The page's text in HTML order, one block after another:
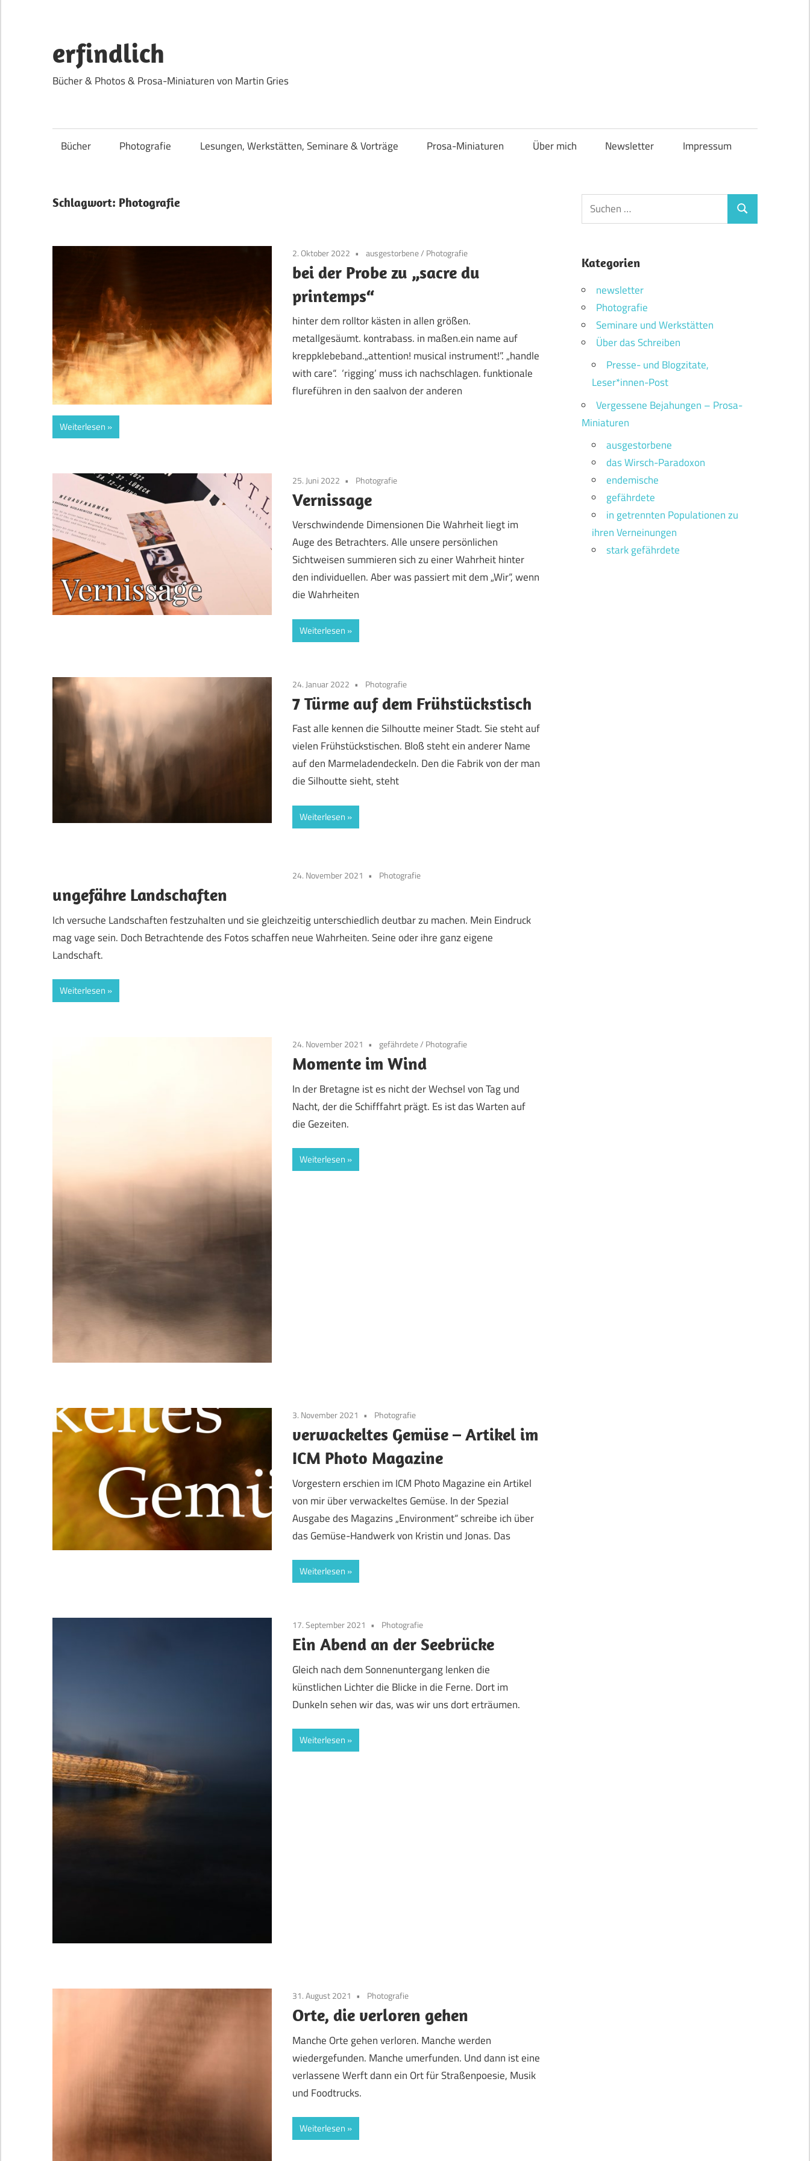
springen
erfindlich
Bücher & Photos & Prosa-Miniaturen von Martin Gries
Bücher Photografie Lesungen, Werkstätten, Seminare & Vorträge Prosa-Miniaturen Über mich Newsletter Impressum
Schlagwort: Photografie
2. Oktober 2022 ausgestorbene/ Photografie
bei der Probe zu „sacre du
printemps“
hinter dem rolltor kästen in allen größen.
metallgesäumt. kontrabass. in maßen.ein name auf
kreppklebeband.„attention! musical instrument!”. „handle
with care“. ‘rigging’ muss ich nachschlagen. funktionale
flureführen in den saalvon der anderen
Weiterlesen
25. Juni 2022 Photografie
Vernissage
Verschwindende Dimensionen Die Wahrheit liegt im
Auge des Betrachters. Alle unsere persönlichen
Sichtweisen summieren sich zu einer Wahrheit hinter
den individuellen. Aber was passiert mit dem „Wir“, wenn
die Wahrheiten
Weiterlesen
24. Januar 2022 Photografie
7 Türme auf dem Frühstückstisch
Fast alle kennen die Silhoutte meiner Stadt. Sie steht auf
vielen Frühstückstischen. Bloß steht ein anderer Name
auf den Marmeladendeckeln. Den die Fabrik von der man
die Silhoutte sieht, steht
Weiterlesen
24. November 2021 Photografie
ungefähre Landschaften
Ich versuche Landschaften festzuhalten und sie gleichzeitig unterschiedlich deutbar zu machen. Mein Eindruck
mag vage sein. Doch Betrachtende des Fotos schaffen neue Wahrheiten. Seine oder ihre ganz eigene
Landschaft.
Weiterlesen
24. November 2021 gefährdete/ Photografie
Momente im Wind
In der Bretagne ist es nicht der Wechsel von Tag und
Nacht, der die Schifffahrt prägt. Es ist das Warten auf
die Gezeiten.
Weiterlesen
3. November 2021 Photografie
verwackeltes Gemüse – Artikel im
ICM Photo Magazine
Vorgestern erschien im ICM Photo Magazine ein Artikel
von mir über verwackeltes Gemüse. In der Spezial
Ausgabe des Magazins „Environment“ schreibe ich über
das Gemüse-Handwerk von Kristin und Jonas. Das
Weiterlesen
17. September 2021 Photografie
Ein Abend an der Seebrücke
Gleich nach dem Sonnenuntergang lenken die
künstlichen Lichter die Blicke in die Ferne. Dort im
Dunkeln sehen wir das, was wir uns dort erträumen.
Weiterlesen
31. August 2021 Photografie
Orte, die verloren gehen
Manche Orte gehen verloren. Manche werden
wiedergefunden. Manche umerfunden. Und dann ist eine
verlassene Werft dann ein Ort für Straßenpoesie, Musik
und Foodtrucks.
Weiterlesen
Suchen
nach:
Suchen
Kategorien
newsletter
Photografie
Seminare und Werkstätten
Über das Schreiben
Presse- und Blogzitate,
Leser*innen-Post
Vergessene Bejahungen – Prosa-
Miniaturen
ausgestorbene
das Wirsch-Paradoxon
endemische
gefährdete
in getrennten Populationen zu
ihren Verneinungen
stark gefährdete